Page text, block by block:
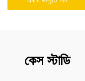
কেস স্টাডি